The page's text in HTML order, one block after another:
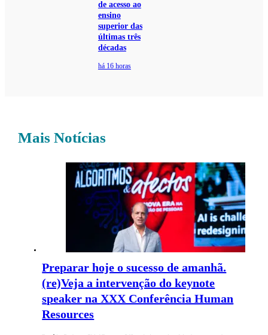
de acesso ao
ensino
superior das
últimas três
décadas
há 16 horas
Mais Notícias
Preparar hoje o sucesso de amanhã.
(re)Veja a intervenção do keynote
speaker na XXX Conferência Human
Resources